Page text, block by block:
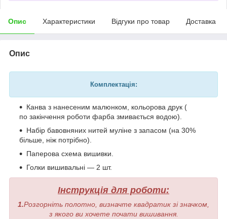
Опис Характеристики Відгуки про товар Доставка
Опис
Комплектація:
Канва з нанесеним малюнком, кольорова друк (
по закінчення роботи фарба змивається водою).
Набір бавовняних нитей муліне з запасом (на 30%
більше, ніж потрібно).
Паперова схема вишивки.
Голки вишивальні — 2 шт.
Інструкція для роботи:
1.Розгорніть полотно, визначте квадратик зі значком,
з якого ви хочете почати вишивання.